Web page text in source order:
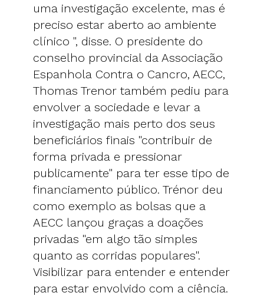
uma investigação excelente, mas é
preciso estar aberto ao ambiente
clínico ", disse. O presidente do
conselho provincial da Associação
Espanhola Contra o Cancro, AECC,
Thomas Trenor também pediu para
envolver a sociedade e levar a
investigação mais perto dos seus
beneficiários finais "contribuir de
forma privada e pressionar
publicamente" para ter esse tipo de
financiamento público. Trénor deu
como exemplo as bolsas que a
AECC lançou graças a doações
privadas "em algo tão simples
quanto as corridas populares".
Visibilizar para entender e entender
para estar envolvido com a ciência.